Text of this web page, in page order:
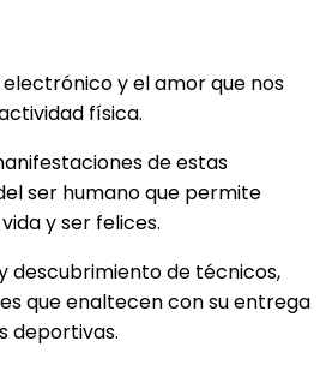
y el amor que nos
física.
de estas
ser humano que permite
y ser felices.
descubrimiento de técnicos,
que enaltecen con su entrega
deportivas.